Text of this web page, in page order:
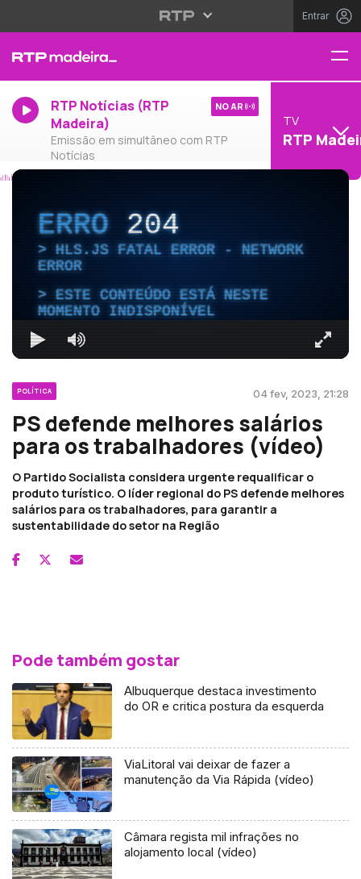
Entrar
RTP Notícias (RTP
Madeira)
Emissão em simultâneo com RTP
Notícias
NO AR
TV
RTP
ERRO204
HLS.JS FATAL ERROR - NETWORK
ERROR
ESTE CONTEÚDO ESTÁ NESTE
MOMENTO INDISPONÍVEL
POLÍTICA 04 fev, 2023, 21:28
PS defende melhores salários
para os trabalhadores (vídeo)
O Partido Socialista considera urgente requalificar o
produto turístico. O líder regional do PS defende melhores
salários para os trabalhadores, para garantir a
sustentabilidade do setor na Região
Pode também gostar
Albuquerque destaca investimento
do OR e critica postura da esquerda
ViaLitoral vai deixar de fazer a
manutenção da Via Rápida (vídeo)
Câmara regista mil infrações no
alojamento local (vídeo)